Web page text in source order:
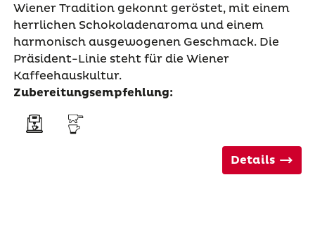
Wiener Tradition gekonnt geröstet, mit einem
herrlichen Schokoladenaroma und einem
harmonisch ausgewogenen Geschmack. Die
Präsident-Linie steht für die Wiener
Kaffeehauskultur.
Zubereitungsempfehlung:
Details